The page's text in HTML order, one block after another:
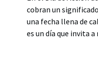
cobran un
una fecha llena de
es un día que invita